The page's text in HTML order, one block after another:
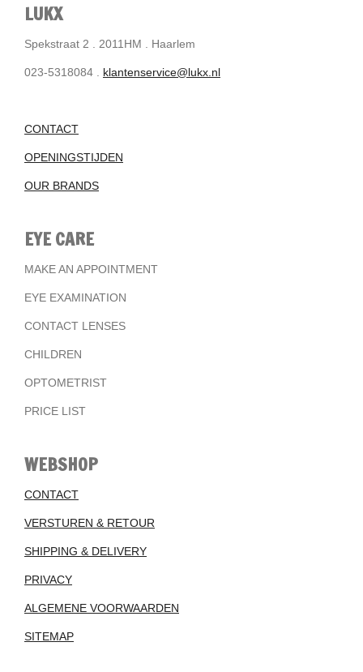
LUKX
Spekstraat 2 . 2011HM . Haarlem
023-5318084 . klantenservice@lukx.nl
CONTACT
OPENINGSTIJDEN
OUR BRANDS
EYE CARE
MAKE AN APPOINTMENT
EYE EXAMINATION
CONTACT LENSES
CHILDREN
OPTOMETRIST
PRICE LIST
WEBSHOP
CONTACT
VERSTUREN & RETOUR
SHIPPING & DELIVERY
PRIVACY
ALGEMENE VOORWAARDEN
SITEMAP